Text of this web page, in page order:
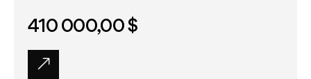
410 000,00 $